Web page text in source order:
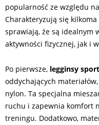
popularność ze względu
Charakteryzują się
sprawiają, że są idealnym
aktywności fizycznej, jak i
Po pierwsze, legginsy
oddychających
nylon. Ta specjalna
ruchu i zapewnia komfort
treningu. Dodatkowo,